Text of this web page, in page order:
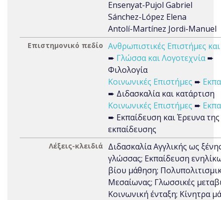
Ensenyat-Pujol Gabriel
Sánchez-López Elena
Antolí-Martínez Jordi-Manuel
Επιστημονικό πεδίο Ανθρωπιστικές Επιστήμες
➨ Γλώσσα και Λογοτεχνία➨
Φιλολογία
Κοινωνικές Επιστήμες ➨
➨ Διδασκαλία και κατάρτιση
Κοινωνικές Επιστήμες ➨
➨ Εκπαίδευση και Έρευνα της
εκπαίδευσης
Λέξεις-κλειδιά
Διδασκαλία Αγγλικής ως
γλώσσας; Εκπαίδευση
βίου μάθηση;
Μεσαίωνας; Γλωσσικές
Κοινωνική ένταξη; Κίνητρα